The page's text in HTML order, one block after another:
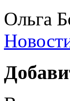
Ольга